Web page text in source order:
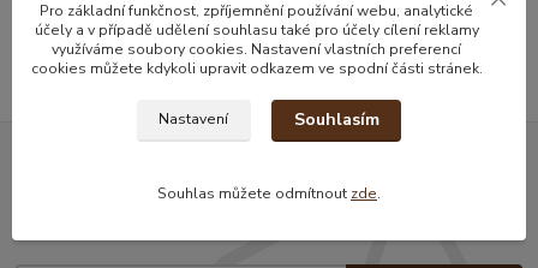
Nakládaná zelenina
Nepropásněte novinky, akce a
Pro základní funkčnost, zpříjemnění používání webu, analytické
účely a v případě udělení souhlasu také pro účely cílení reklamy
využíváme soubory cookies. Nastavení vlastních preferencí
cookies můžete kdykoli upravit odkazem ve spodní části stránek.
Nastavení Souhlasím
Souhlas můžete odmítnout zde.